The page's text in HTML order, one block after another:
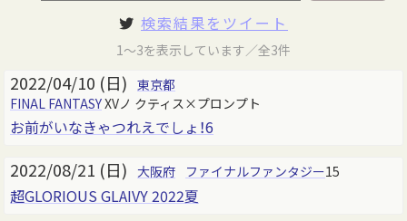
検索結果をツイート
1～3を表示しています／全3件
2022/04/10 (日) 東京都
FINAL FANTASYXVノ クティス×プロンプト
お前がいなきゃつれえでしょ！6
2022/08/21 (日) 大阪府 ファイナルファンタジー15
超GLORIOUS GLAIVY 2022夏